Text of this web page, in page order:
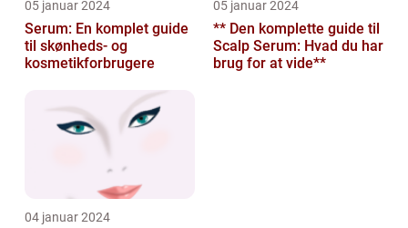
05 januar 2024
Serum: En komplet guide
til skønheds- og
kosmetikforbrugere
05 januar 2024
** Den komplette guide til
Scalp Serum: Hvad du har
brug for at vide**
04 januar 2024